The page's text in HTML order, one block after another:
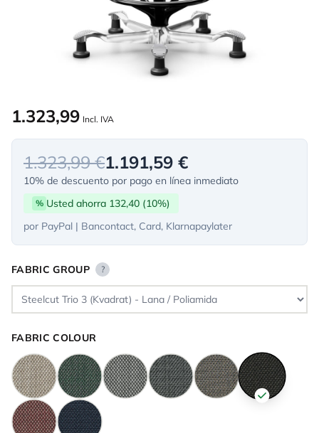
1.323,99 Incl. IVA
1.323,99 €1.191,59 €
10% de descuento por pago en línea inmediato
% Usted ahorra 132,40 (10%)
por PayPal | Bancontact, Card, Klarnapaylater
FABRIC GROUP ?
FABRIC COLOUR